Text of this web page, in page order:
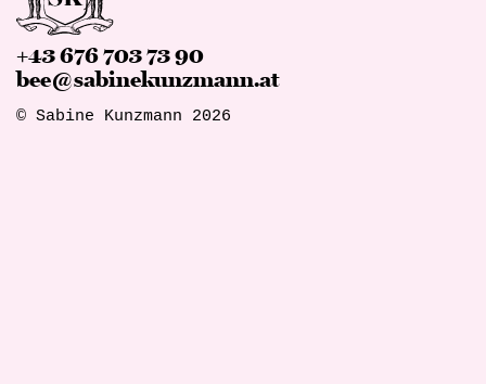
+43 676 703 73 90
bee@sabinekunzmann.at
© Sabine Kunzmann 2026